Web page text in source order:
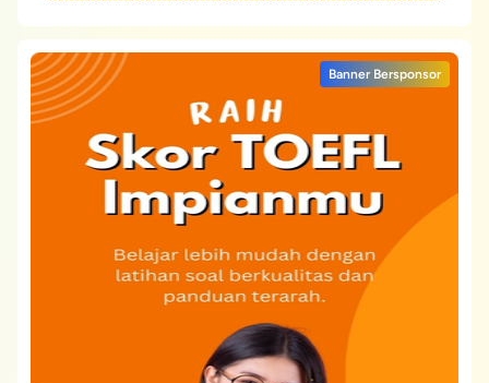
Banner Bersponsor